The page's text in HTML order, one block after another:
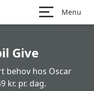
Menu
Give
behov hos Oscar
kr. pr. dag.